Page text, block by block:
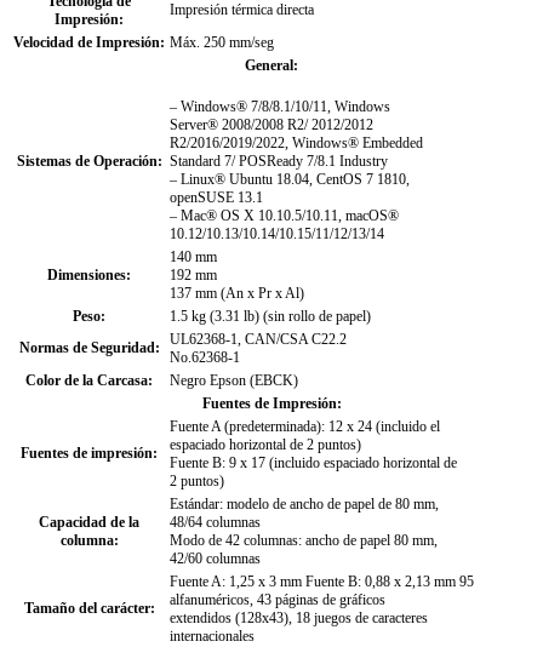
Impresión:
Impresión térmica directa
Velocidad de Impresión: Máx. 250 mm/seg
General:
Sistemas de Operación:
– Windows® 7/8/8.1/10/11, Windows
Server® 2008/2008 R2/ 2012/2012
R2/2016/2019/2022, Windows® Embedded
Standard 7/ POSReady 7/8.1 Industry
– Linux® Ubuntu 18.04, CentOS 7 1810,
openSUSE 13.1
– Mac® OS X 10.10.5/10.11, macOS®
10.12/10.13/10.14/10.15/11/12/13/14
Dimensiones:
140 mm
192 mm
137 mm (An x Pr x Al)
Peso:
1.5 kg (3.31 lb) (sin rollo de papel)
Normas de Seguridad:
UL62368-1, CAN/CSA C22.2
No.62368-1
Color de la Carcasa:
Negro Epson (EBCK)
Fuentes de Impresión:
Fuentes de impresión:
Fuente A (predeterminada): 12 x 24 (incluido el
espaciado horizontal de 2 puntos)
Fuente B: 9 x 17 (incluido espaciado horizontal de
2 puntos)
Capacidad de la
columna:
Estándar: modelo de ancho de papel de 80 mm,
48/64 columnas
Modo de 42 columnas: ancho de papel 80 mm,
42/60 columnas
Tamaño del carácter:
Fuente A: 1,25 x 3 mm Fuente B: 0,88 x 2,13 mm 95
alfanuméricos, 43 páginas de gráficos
extendidos (128x43), 18 juegos de caracteres
internacionales